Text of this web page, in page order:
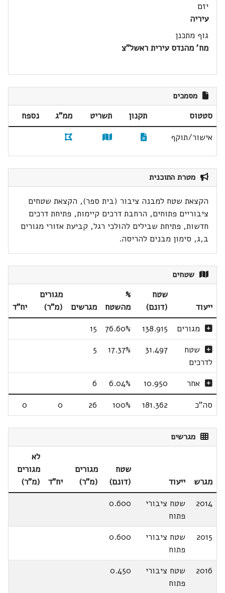
יזם
עיריה
גוף מתכנן
מח' מהנדס עירית ראשל"צ
מסמכים
סטטוס תקנון תשריט ממ"ג
נספח
אישור/תוקף
מטרת התוכנית
הקצאת שטח למבנה ציבור (בית ספר), הקצאת שטחים
ציבוריים פתוחים, הרחבת דרכים קיימות, פתיחת דרכים
חדשות, פתיחת שבילים להולכי רגל, קביעת אזורי מגורים
ב,ג, סימון מבנים להריסה.
שטחים
ייעוד
שטח
(דונם)
%
מהשטח
מגרשים
מגורים
(מ"ר)
יח"ד
מגורים
138.915
76.60%
15
שטח
לדרכים
31.497
17.37%
5
אחר 10.950
6.04%
6
סה"כ
181.362
100%
26
0
0
מגרשים
מגרש ייעוד
שטח
(דונם)
מגורים
(מ"ר)
יח"ד
לא
מגורים
(מ"ר)
2014
שטח ציבורי
פתוח
0.600
2015
שטח ציבורי
פתוח
0.600
2016
שטח ציבורי
פתוח
0.450